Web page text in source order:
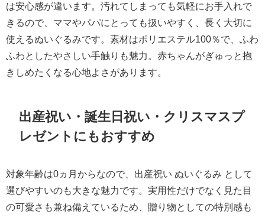
は安心感が違います。汚れてしまっても気軽にお手入れで
きるので、ママやパパにとっても扱いやすく、長く大切に
使えるぬいぐるみです。素材はポリエステル100％で、ふわ
ふわとしたやさしい手触りも魅力。赤ちゃんがぎゅっと抱
きしめたくなる心地よさがあります。
出産祝い・誕生日祝い・クリスマスプ
レゼントにもおすすめ
対象年齢は0ヵ月からなので、出産祝い ぬいぐるみ として
選びやすいのも大きな魅力です。実用性だけでなく見た目
の可愛さも兼ね備えているため、贈り物としての特別感も